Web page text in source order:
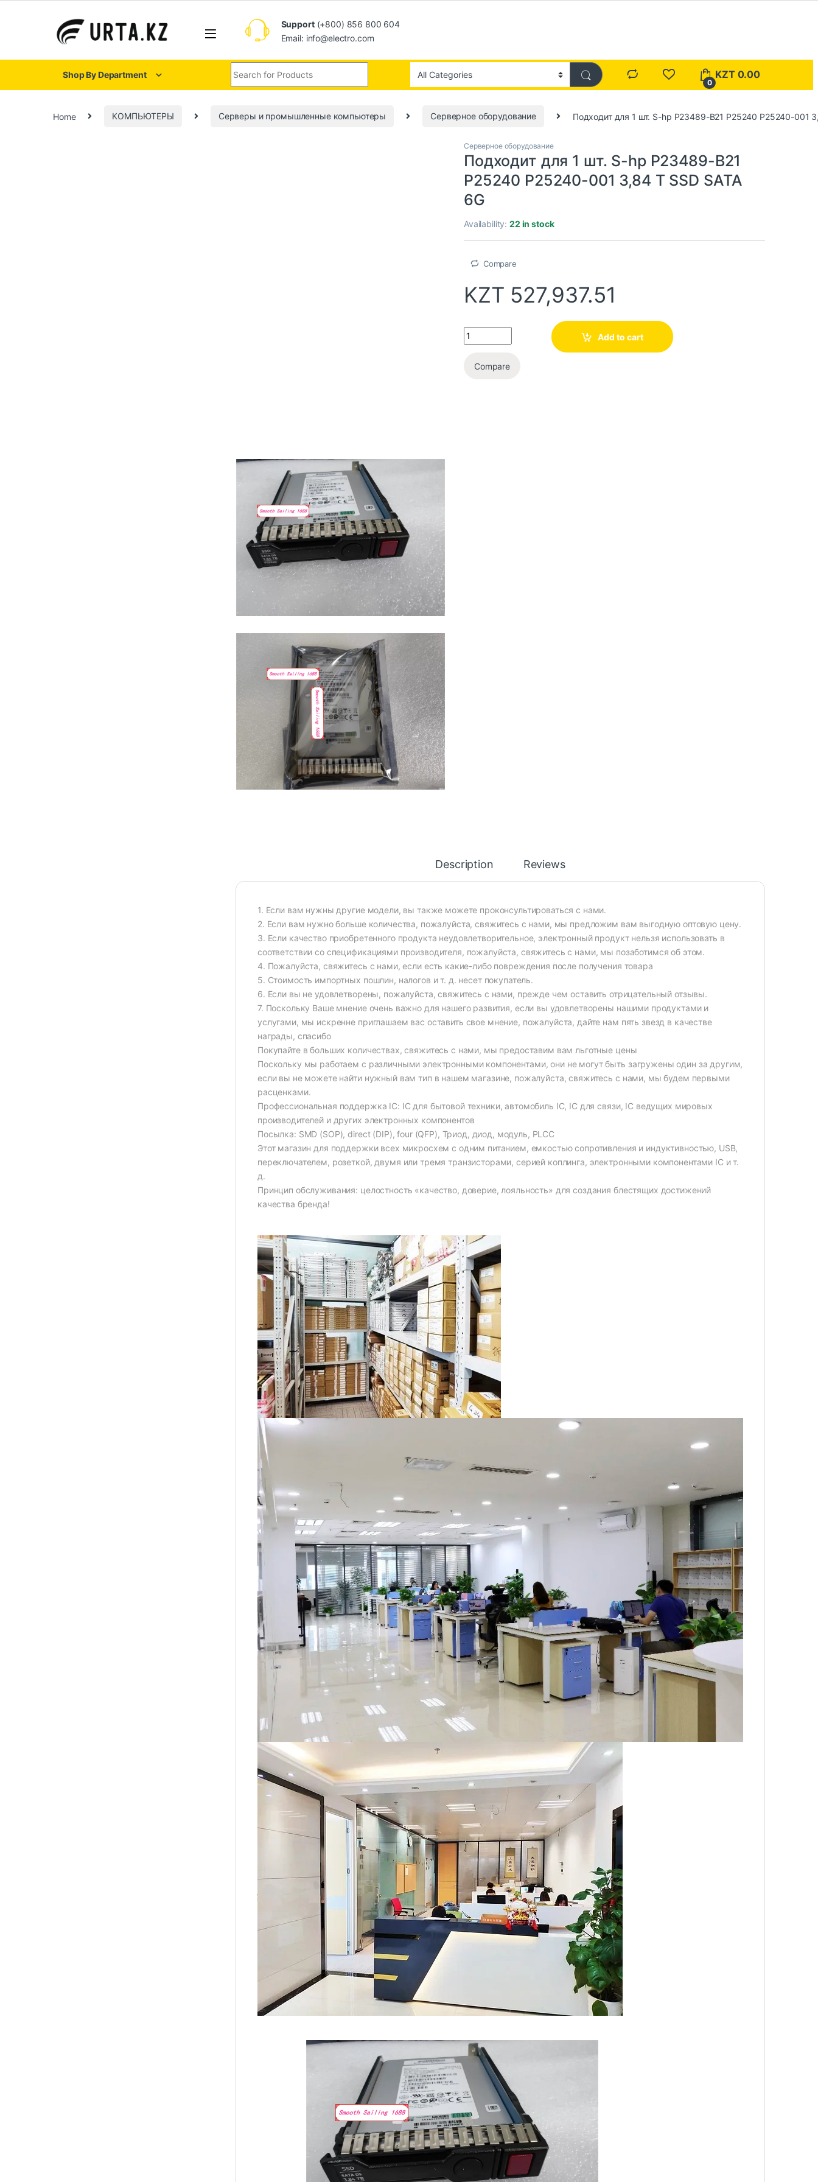
Support(+800) 856 800 604
Email: info@electro.com
Shop By Department
0
KZT 0.00
Home КОМПЬЮТЕРЫ Серверы и промышленные компьютеры Серверное оборудование Подходит для 1 шт. S-hp P23489-B21 P25240 P25240-001
Серверное оборудование
Подходит для 1 шт. S-hp P23489-B21
P25240 P25240-001 3,84 T SSD SATA
6G
Availability:22 in stock
Compare
KZT 527,937.51
Add to cart
Compare
Description Reviews
1. Если вам нужны другие модели, вы также можете проконсультироваться с нами.
2. Если вам нужно больше количества, пожалуйста, свяжитесь с нами, мы предложим вам выгодную оптовую цену.
3. Если качество приобретенного продукта неудовлетворительное, электронный продукт нельзя использовать в
соответствии со спецификациями производителя, пожалуйста, свяжитесь с нами, мы позаботимся об этом.
4. Пожалуйста, свяжитесь с нами, если есть какие-либо повреждения после получения товара
5. Стоимость импортных пошлин, налогов и т. д. несет покупатель.
6. Если вы не удовлетворены, пожалуйста, свяжитесь с нами, прежде чем оставить отрицательный отзывы.
7. Поскольку Ваше мнение очень важно для нашего развития, если вы удовлетворены нашими продуктами и
услугами, мы искренне приглашаем вас оставить свое мнение, пожалуйста, дайте нам пять звезд в качестве
награды, спасибо
Покупайте в больших количествах, свяжитесь с нами, мы предоставим вам льготные цены
Поскольку мы работаем с различными электронными компонентами, они не могут быть загружены один за другим,
если вы не можете найти нужный вам тип в нашем магазине, пожалуйста, свяжитесь с нами, мы будем первыми
расценками.
Профессиональная поддержка IC: IC для бытовой техники, автомобиль IC, IC для связи, IC ведущих мировых
производителей и других электронных компонентов
Посылка: SMD (SOP), direct (DIP), four (QFP), Триод, диод, модуль, PLCC
Этот магазин для поддержки всех микросхем с одним питанием, емкостью сопротивления и индуктивностью, USB,
переключателем, розеткой, двумя или тремя транзисторами, серией коплинга, электронными компонентами IC и т.
д.
Принцип обслуживания: целостность «качество, доверие, лояльность» для создания блестящих достижений
качества бренда!